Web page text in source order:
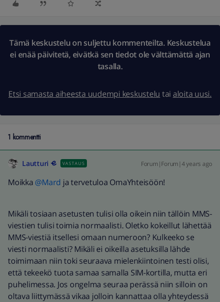
Tämä keskustelu on suljettu kommenteilta. Keskustelua
ei enää päivitetä, eivätkä sen tiedot ole välttämättä ajan
tasalla.
Etsi samasta aiheesta uudempi keskustelu tai aloita uusi.
1 kommentti
Lautturi VASTAUS Forum|Forum|4 years ago
Moikka @Mard ja tervetuloa OmaYhteisöön!
Mikäli tosiaan asetusten tulisi olla oikein niin tällöin MMS-
viestien tulisi toimia normaalisti. Oletko kokeillut lähettää
MMS-viestiä itsellesi omaan numeroon? Kulkeeko se
viesti normaalisti? Mikäli ei oikeilla asetuksilla lähde
toimimaan niin toki seuraava mielenkiintoinen testi olisi,
että tekeekö tuota samaa samalla SIM-kortilla, mutta eri
puhelimessa. Jos ongelma seuraa perässä niin silloin on
oltava liittymässä vikaa jolloin kannattaa olla yhteydessä